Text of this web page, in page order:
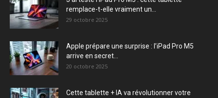
remplace-t-elle vraiment un...
29 octobre 2025
Apple prépare une surprise : l’iPad Pro M5
arrive en secret...
20 octobre 2025
Cette tablette + IA va révolutionner votre